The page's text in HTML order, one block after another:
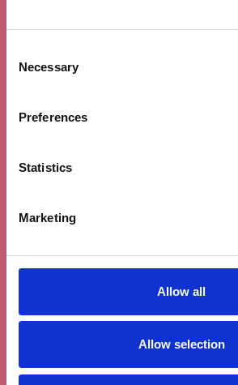
Selection
Necessary
Preferences
Statistics
Marketing
Allow all
Allow selection
WhatsApp
ondersteuning